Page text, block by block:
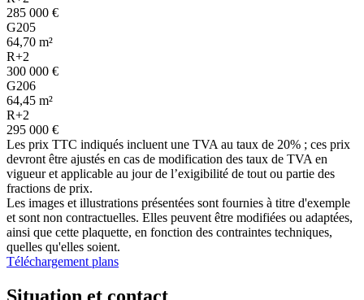
285 000 €
G205
64,70 m²
R+2
300 000 €
G206
64,45 m²
R+2
295 000 €
Les prix TTC indiqués incluent une TVA au taux de 20% ; ces prix
devront être ajustés en cas de modification des taux de TVA en
vigueur et applicable au jour de l’exigibilité de tout ou partie des
fractions de prix.
Les images et illustrations présentées sont fournies à titre d'exemple
et sont non contractuelles. Elles peuvent être modifiées ou adaptées,
ainsi que cette plaquette, en fonction des contraintes techniques,
quelles qu'elles soient.
Téléchargement plans